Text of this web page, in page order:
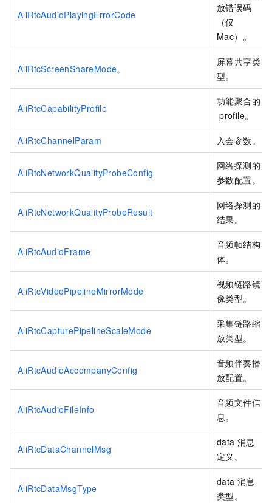
AliRtcAudioPlayingErrorCode
放错误码
（仅
Mac）。
AliRtcScreenShareMode。
屏幕共享类
型。
AliRtcCapabilityProfile
功能聚合的
profile。
AliRtcChannelParam 入会参数。
AliRtcNetworkQualityProbeConfig
网络探测的
参数配置。
AliRtcNetworkQualityProbeResult
网络探测的
结果。
AliRtcAudioFrame
音频帧结构
体。
AliRtcVideoPipelineMirrorMode
视频链路镜
像类型。
AliRtcCapturePipelineScaleMode
采集链路缩
放类型。
AliRtcAudioAccompanyConfig
音频伴奏播
放配置。
AliRtcAudioFileInfo
音频文件信
息。
AliRtcDataChannelMsg
data 消息
定义。
AliRtcDataMsgType
data 消息
类型。